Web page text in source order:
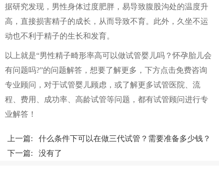
据研究发现，男性身体过度肥胖，易导致腹股沟处的温度升
高，直接损害精子的成长，从而导致不育。此外，久坐不运
动也不利于精子的生长和发育。
以上就是“男性精子畸形率高可以做试管婴儿吗？怀孕胎儿会
有问题吗?”的问题解答，想要了解更多，下方点击免费咨询
专业顾问，对于试管婴儿顾虑，或了解更多试管医院、流
程、费用、成功率、高龄试管等问题，都有试管顾问进行专
业解答！
上一篇: 什么条件下可以在做三代试管？需要准备多少钱？
下一篇: 没有了